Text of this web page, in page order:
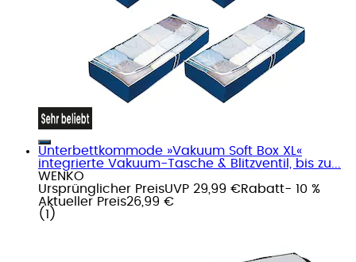
Unterbettkommode »Vakuum Soft Box XL«
integrierte Vakuum-Tasche & Blitzventil, bis zu...
WENKO
Ursprünglicher PreisUVP 29,99 €Rabatt- 10 %
Aktueller Preis26,99 €
( 1 )